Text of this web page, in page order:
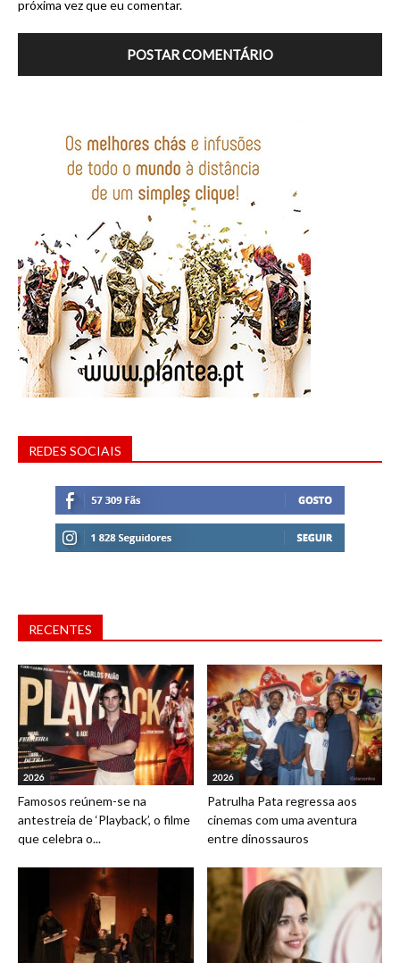
próxima vez que eu comentar.
REDES SOCIAIS
RECENTES
2026
Famosos reúnem-se na
antestreia de ‘Playback’, o filme
que celebra o...
2026
Patrulha Pata regressa aos
cinemas com uma aventura
entre dinossauros